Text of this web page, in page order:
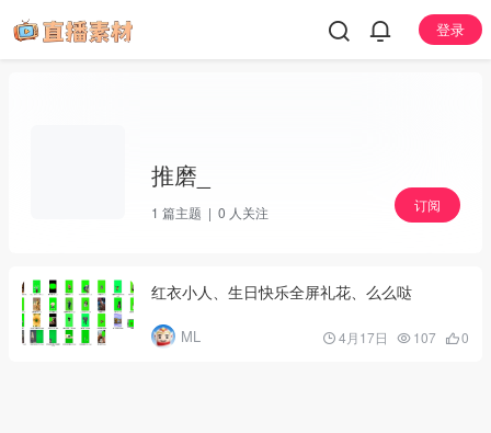
登录
推磨_
1 篇主题 | 0 人关注 订阅
红衣小人、生日快乐全屏礼花、么么哒
ML 4月17日 107 0